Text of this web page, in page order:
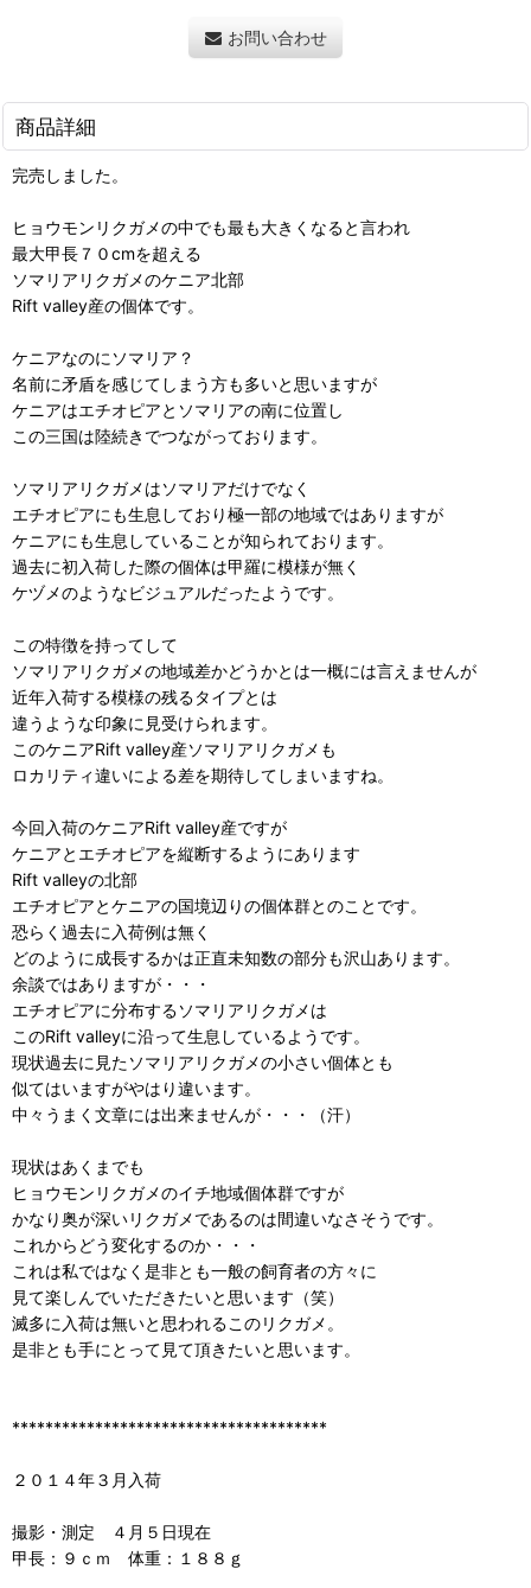
お問い合わせ
商品詳細
完売しました。
ヒョウモンリクガメの中でも最も大きくなると言われ
最大甲長７０cmを超える
ソマリアリクガメのケニア北部
Rift valley産の個体です。
ケニアなのにソマリア？
名前に矛盾を感じてしまう方も多いと思いますが
ケニアはエチオピアとソマリアの南に位置し
この三国は陸続きでつながっております。
ソマリアリクガメはソマリアだけでなく
エチオピアにも生息しており極一部の地域ではありますが
ケニアにも生息していることが知られております。
過去に初入荷した際の個体は甲羅に模様が無く
ケヅメのようなビジュアルだったようです。
この特徴を持ってして
ソマリアリクガメの地域差かどうかとは一概には言えませんが
近年入荷する模様の残るタイプとは
違うような印象に見受けられます。
このケニアRift valley産ソマリアリクガメも
ロカリティ違いによる差を期待してしまいますね。
今回入荷のケニアRift valley産ですが
ケニアとエチオピアを縦断するようにあります
Rift valleyの北部
エチオピアとケニアの国境辺りの個体群とのことです。
恐らく過去に入荷例は無く
どのように成長するかは正直未知数の部分も沢山あります。
余談ではありますが・・・
エチオピアに分布するソマリアリクガメは
このRift valleyに沿って生息しているようです。
現状過去に見たソマリアリクガメの小さい個体とも
似てはいますがやはり違います。
中々うまく文章には出来ませんが・・・（汗）
現状はあくまでも
ヒョウモンリクガメのイチ地域個体群ですが
かなり奥が深いリクガメであるのは間違いなさそうです。
これからどう変化するのか・・・
これは私ではなく是非とも一般の飼育者の方々に
見て楽しんでいただきたいと思います（笑）
滅多に入荷は無いと思われるこのリクガメ。
是非とも手にとって見て頂きたいと思います。
**************************************
２０１４年３月入荷
撮影・測定 ４月５日現在
甲長：９ｃｍ 体重：１８８ｇ